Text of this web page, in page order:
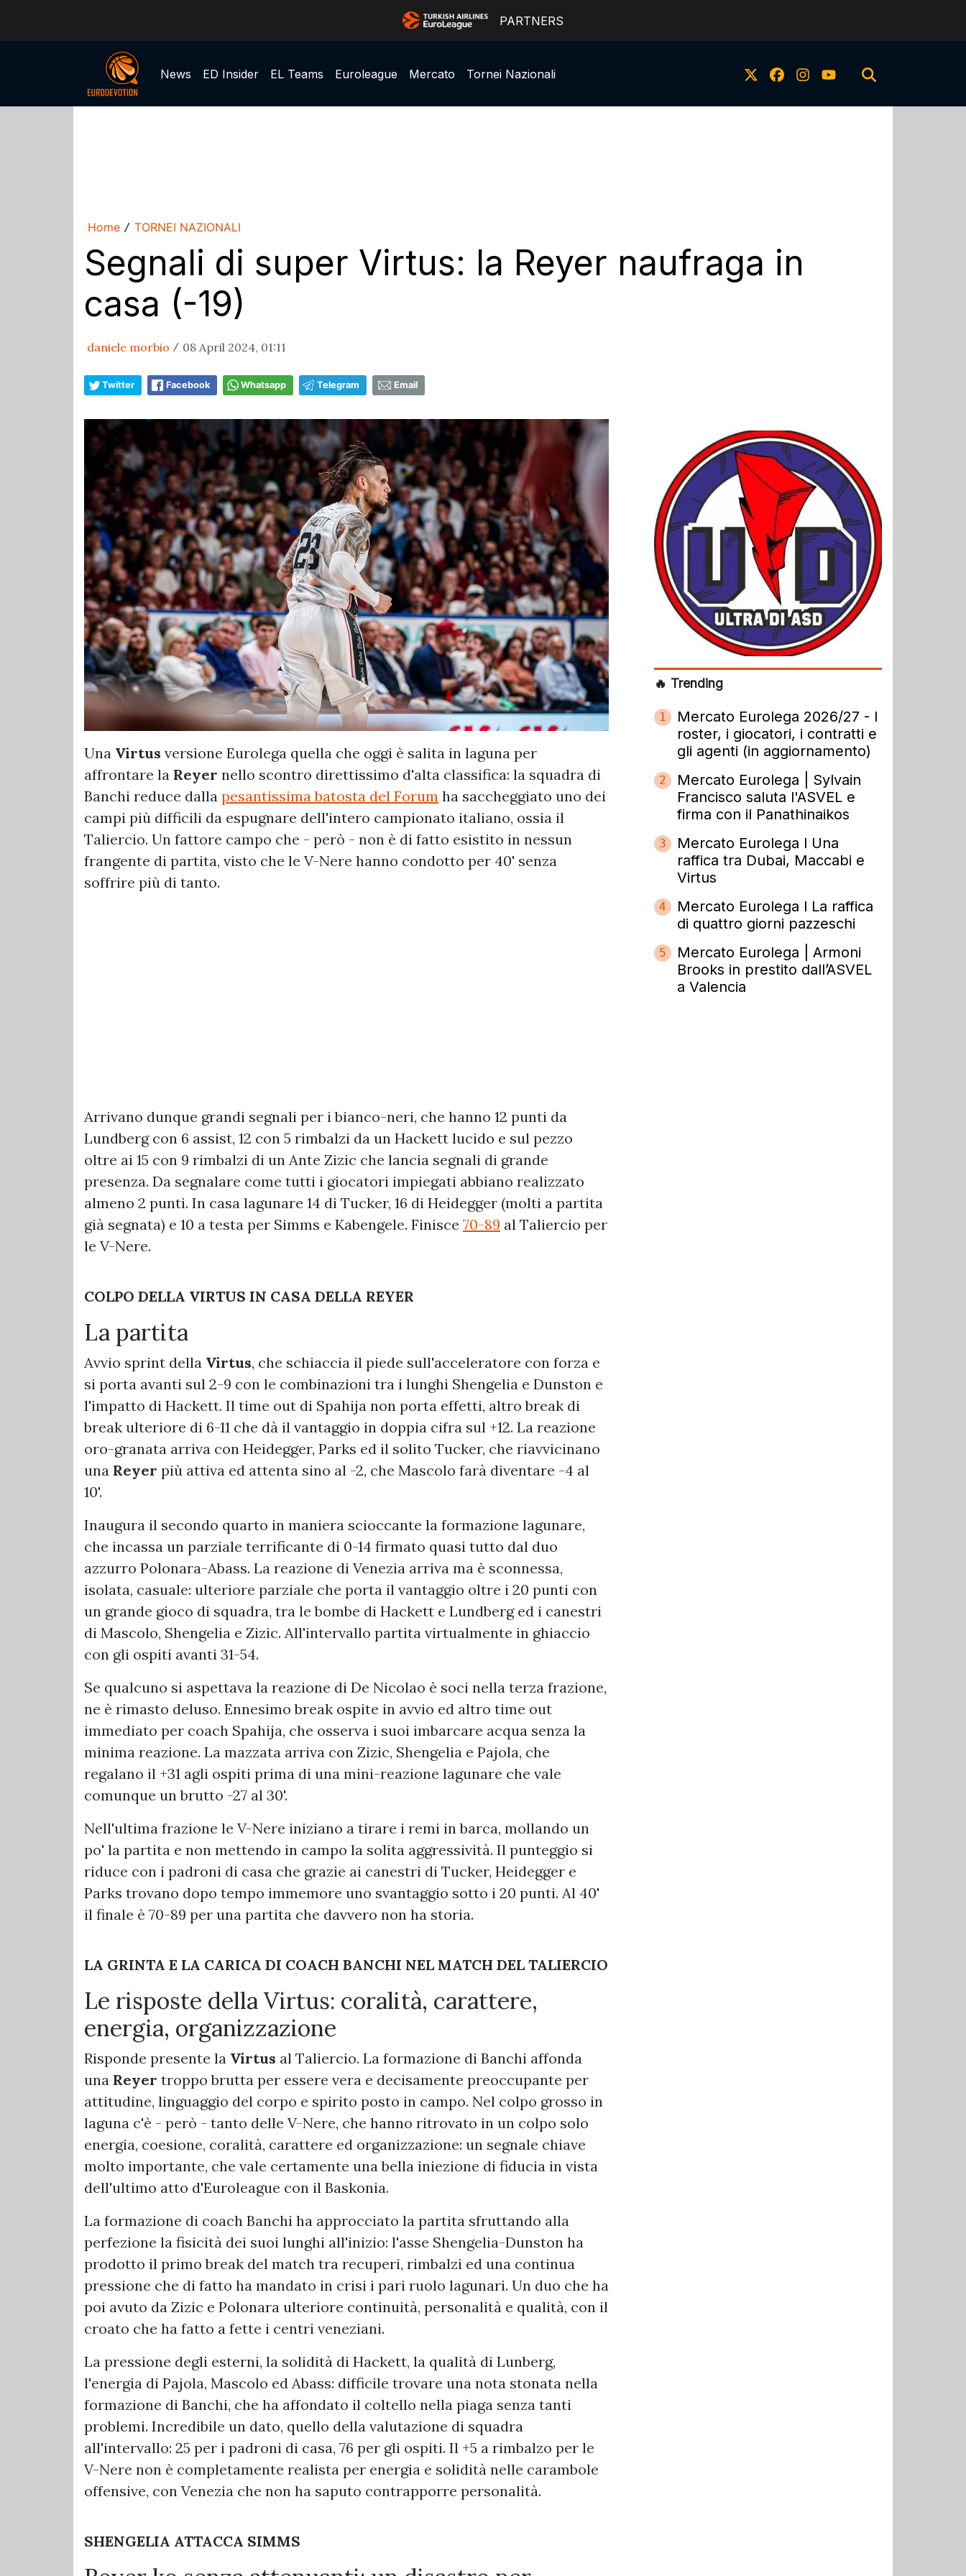
PARTNERS
News ED Insider EL Teams Euroleague Mercato Tornei Nazionali
Home / TORNEI NAZIONALI
Segnali di super Virtus: la Reyer naufraga in
casa (-19)
daniele morbio / 08 April 2024, 01:11
Twitter Facebook Whatsapp Telegram Email
Una Virtus versione Eurolega quella che oggi è salita in laguna per
affrontare la Reyer nello scontro direttissimo d'alta classifica: la squadra di
Banchi reduce dalla pesantissima batosta del Forum ha saccheggiato uno dei
campi più difficili da espugnare dell'intero campionato italiano, ossia il
Taliercio. Un fattore campo che - però - non è di fatto esistito in nessun
frangente di partita, visto che le V-Nere hanno condotto per 40' senza
soffrire più di tanto.
Arrivano dunque grandi segnali per i bianco-neri, che hanno 12 punti da
Lundberg con 6 assist, 12 con 5 rimbalzi da un Hackett lucido e sul pezzo
oltre ai 15 con 9 rimbalzi di un Ante Zizic che lancia segnali di grande
presenza. Da segnalare come tutti i giocatori impiegati abbiano realizzato
almeno 2 punti. In casa lagunare 14 di Tucker, 16 di Heidegger (molti a partita
già segnata) e 10 a testa per Simms e Kabengele. Finisce 70-89 al Taliercio per
le V-Nere.
COLPO DELLA VIRTUS IN CASA DELLA REYER
La partita
Avvio sprint della Virtus, che schiaccia il piede sull'acceleratore con forza e
si porta avanti sul 2-9 con le combinazioni tra i lunghi Shengelia e Dunston e
l'impatto di Hackett. Il time out di Spahija non porta effetti, altro break di
break ulteriore di 6-11 che dà il vantaggio in doppia cifra sul +12. La reazione
oro-granata arriva con Heidegger, Parks ed il solito Tucker, che riavvicinano
una Reyer più attiva ed attenta sino al -2, che Mascolo farà diventare -4 al
10'.
Inaugura il secondo quarto in maniera scioccante la formazione lagunare,
che incassa un parziale terrificante di 0-14 firmato quasi tutto dal duo
azzurro Polonara-Abass. La reazione di Venezia arriva ma è sconnessa,
isolata, casuale: ulteriore parziale che porta il vantaggio oltre i 20 punti con
un grande gioco di squadra, tra le bombe di Hackett e Lundberg ed i canestri
di Mascolo, Shengelia e Zizic. All'intervallo partita virtualmente in ghiaccio
con gli ospiti avanti 31-54.
Se qualcuno si aspettava la reazione di De Nicolao è soci nella terza frazione,
ne è rimasto deluso. Ennesimo break ospite in avvio ed altro time out
immediato per coach Spahija, che osserva i suoi imbarcare acqua senza la
minima reazione. La mazzata arriva con Zizic, Shengelia e Pajola, che
regalano il +31 agli ospiti prima di una mini-reazione lagunare che vale
comunque un brutto -27 al 30'.
Nell'ultima frazione le V-Nere iniziano a tirare i remi in barca, mollando un
po' la partita e non mettendo in campo la solita aggressività. Il punteggio si
riduce con i padroni di casa che grazie ai canestri di Tucker, Heidegger e
Parks trovano dopo tempo immemore uno svantaggio sotto i 20 punti. Al 40'
il finale è 70-89 per una partita che davvero non ha storia.
LA GRINTA E LA CARICA DI COACH BANCHI NEL MATCH DEL TALIERCIO
Le risposte della Virtus: coralità, carattere,
energia, organizzazione
Risponde presente la Virtus al Taliercio. La formazione di Banchi affonda
una Reyer troppo brutta per essere vera e decisamente preoccupante per
attitudine, linguaggio del corpo e spirito posto in campo. Nel colpo grosso in
laguna c'è - però - tanto delle V-Nere, che hanno ritrovato in un colpo solo
energia, coesione, coralità, carattere ed organizzazione: un segnale chiave
molto importante, che vale certamente una bella iniezione di fiducia in vista
dell'ultimo atto d'Euroleague con il Baskonia.
La formazione di coach Banchi ha approcciato la partita sfruttando alla
perfezione la fisicità dei suoi lunghi all'inizio: l'asse Shengelia-Dunston ha
prodotto il primo break del match tra recuperi, rimbalzi ed una continua
pressione che di fatto ha mandato in crisi i pari ruolo lagunari. Un duo che ha
poi avuto da Zizic e Polonara ulteriore continuità, personalità e qualità, con il
croato che ha fatto a fette i centri veneziani.
La pressione degli esterni, la solidità di Hackett, la qualità di Lunberg,
l'energia di Pajola, Mascolo ed Abass: difficile trovare una nota stonata nella
formazione di Banchi, che ha affondato il coltello nella piaga senza tanti
problemi. Incredibile un dato, quello della valutazione di squadra
all'intervallo: 25 per i padroni di casa, 76 per gli ospiti. Il +5 a rimbalzo per le
V-Nere non è completamente realista per energia e solidità nelle carambole
offensive, con Venezia che non ha saputo contrapporre personalità.
SHENGELIA ATTACCA SIMMS
🔥 Trending
1
Mercato Eurolega 2026/27 - I
roster, i giocatori, i contratti e
gli agenti (in aggiornamento)
2
Mercato Eurolega | Sylvain
Francisco saluta l'ASVEL e
firma con il Panathinaikos
3
Mercato Eurolega l Una
raffica tra Dubai, Maccabi e
Virtus
4
Mercato Eurolega l La raffica
di quattro giorni pazzeschi
5
Mercato Eurolega | Armoni
Brooks in prestito dall’ASVEL
a Valencia